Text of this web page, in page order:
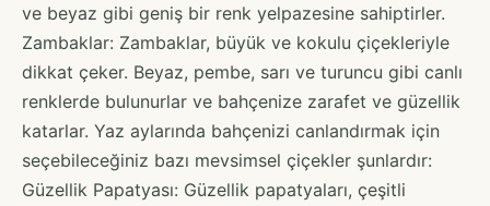
ve beyaz gibi geniş bir renk yelpazesine sahiptirler.
Zambaklar: Zambaklar, büyük ve kokulu çiçekleriyle
dikkat çeker. Beyaz, pembe, sarı ve turuncu gibi canlı
renklerde bulunurlar ve bahçenize zarafet ve güzellik
katarlar. Yaz aylarında bahçenizi canlandırmak için
seçebileceğiniz bazı mevsimsel çiçekler şunlardır:
Güzellik Papatyası: Güzellik papatyaları, çeşitli